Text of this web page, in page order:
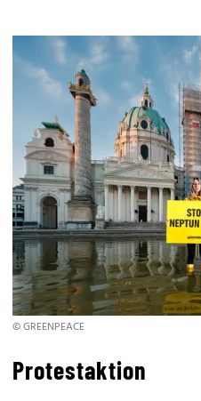
© GREENPEACE
Protestaktion